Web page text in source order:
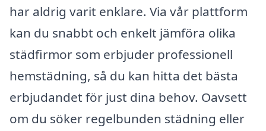
har aldrig varit enklare. Via vår plattform
kan du snabbt och enkelt jämföra olika
städfirmor som erbjuder professionell
hemstädning, så du kan hitta det bästa
erbjudandet för just dina behov. Oavsett
om du söker regelbunden städning eller